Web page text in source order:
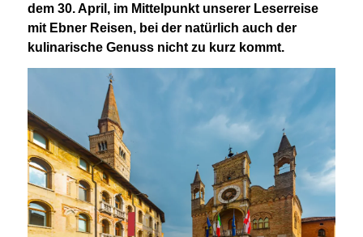
dem 30. April, im Mittelpunkt unserer Leserreise
mit Ebner Reisen, bei der natürlich auch der
kulinarische Genuss nicht zu kurz kommt.